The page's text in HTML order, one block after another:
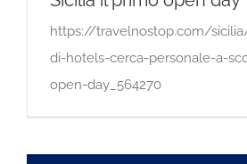
https://travelnostop.com/
di-hotels-cerca-personale-a-
open-day_564270